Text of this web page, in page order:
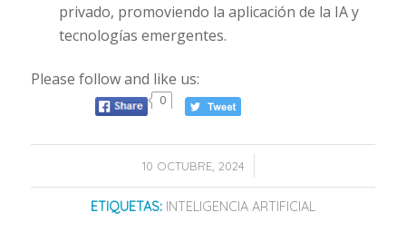
privado, promoviendo la aplicación de la IA y
tecnologías emergentes.
Please follow and like us:
0
10 OCTUBRE, 2024
/
ETIQUETAS: INTELIGENCIA ARTIFICIAL